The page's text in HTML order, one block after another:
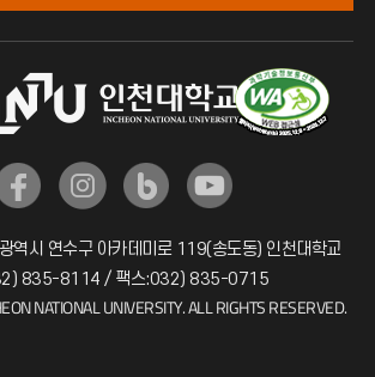
역시 연수구 아카데미로 119(송도동) 인천대학교
835-8114 / 팩스:032) 835-0715
NATIONAL UNIVERSITY. ALL RIGHTS RESERVED.